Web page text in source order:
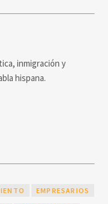
inmigración y
hispana.
EMPRESARIOS